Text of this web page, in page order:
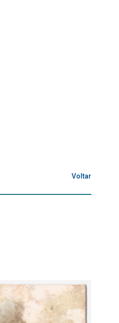
Voltar